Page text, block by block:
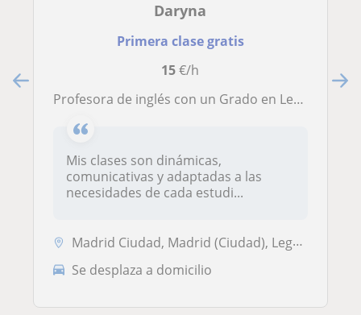
Daryna
Primera clase gratis
15€/h
Profesora de inglés con un Grado en Lenguas Extranjeras (Lengua y Literatura Inglesa, Traducción y Alemán), experiencia impartiend
Mis clases son dinámicas,
comunicativas y adaptadas a las
necesidades de cada estudi...
Madrid Ciudad, Madrid (Ciudad), Leganés
Se desplaza a domicilio